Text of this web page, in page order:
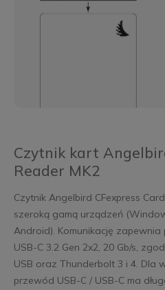
Czytnik kart
Reader MK2
Czytnik Angelbird CFexpress
szeroką gamą urządzeń
Android). Komunikację
USB-C 3.2 Gen 2x2, 20 Gb/s,
USB oraz Thunderbolt 3 i 4. Dla
przewód USB-C / USB-C ma